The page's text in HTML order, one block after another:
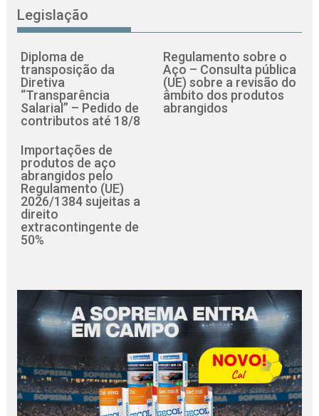
Legislação
Diploma de
transposição da
Diretiva
“Transparência
Salarial” – Pedido de
contributos até 18/8
Regulamento sobre o
Aço – Consulta pública
(UE) sobre a revisão do
âmbito dos produtos
abrangidos
Importações de
produtos de aço
abrangidos pelo
Regulamento (UE)
2026/1384 sujeitas a
direito
extracontingente de
50%